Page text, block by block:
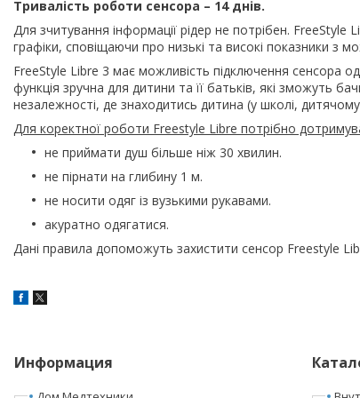
Тривалість роботи сенсора – 14 днів.
Для зчитування інформації рідер не потрібен.
графіки, сповіщаючи про низькі та високі показники з
FreeStyle Libre 3 має можливість підключення сенсора
функція зручна для дитини та її батьків, які зможуть
незалежності, де знаходитись дитина (у школі,
Для коректної роботи Freestyle Libre потрібно
не приймати душ більше ніж 30 хвилин.
не пірнати на глибину 1 м.
не носити одяг із вузькими рукавами.
акуратно одягатися.
Дані правила допоможуть захистити сенсор Freestyle
Информация